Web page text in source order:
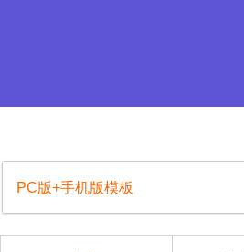
PC版+手机版模板